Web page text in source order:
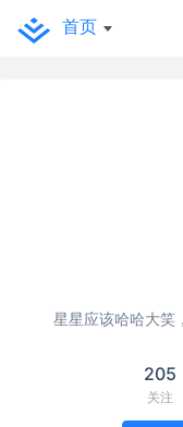
首页
星星应该哈哈大笑
205
关注